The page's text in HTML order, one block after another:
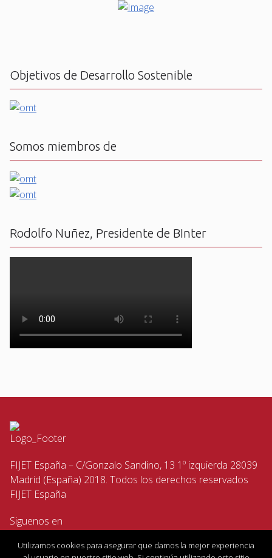
Objetivos de Desarrollo Sostenible
Somos miembros de
Rodolfo Nuñez, Presidente de BInter
FIJET España – C/Gonzalo Sandino, 13 1º izquierda 28039
Madrid (España) 2018. Todos los derechos reservados
FIJET España
Siguenos en
Utilizamos cookies para asegurar que damos la mejor experiencia